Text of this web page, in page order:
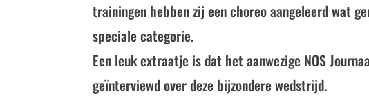
trainingen hebben zij een choreo aangeleerd wat
speciale categorie.
Een leuk extraatje is dat het aanwezige NOS
geïnterviewd over deze bijzondere wedstrijd.